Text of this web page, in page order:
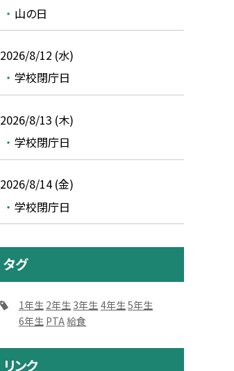
山の日
2026/8/12 (水)
学校閉庁日
2026/8/13 (木)
学校閉庁日
2026/8/14 (金)
学校閉庁日
タグ
1年生 2年生 3年生 4年生 5年生
6年生 PTA 給食
リンク